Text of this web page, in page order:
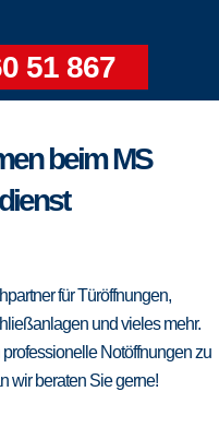
51 867
beim MS
für Türöffnungen,
und vieles mehr.
Notöffnungen zu
wir beraten Sie gerne!